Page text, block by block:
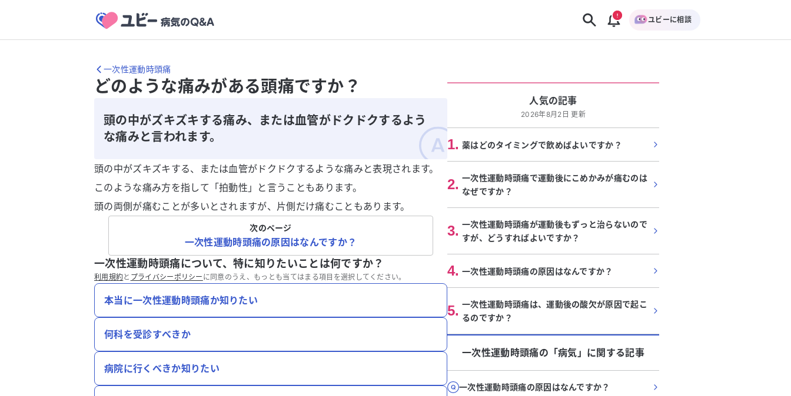
ユビーに相談
一次性運動時頭痛
どのような痛みがある頭痛ですか？
頭の中がズキズキする痛み、または血管がドクドクするよう
な痛みと言われます。
頭の中がズキズキする、または血管がドクドクするような痛みと表現されます。
このような痛み方を指して「拍動性」と言うこともあります。
頭の両側が痛むことが多いとされますが、片側だけ痛むこともあります。
次のページ
一次性運動時頭痛の原因はなんですか？
一次性運動時頭痛について、特に知りたいことは何ですか？
利用規約と プライバシーポリシー に同意のうえ、もっとも当てはまる項目を選択してください。
本当に一次性運動時頭痛か知りたい
何科を受診すべきか
病院に行くべきか知りたい
人気の記事
2026年8月2日 更新
1. 薬はどのタイミングで飲めばよいですか？
2. 一次性運動時頭痛で運動後にこめかみが痛むのは
なぜですか？
3. 一次性運動時頭痛が運動後もずっと治らないので
すが、どうすればよいですか？
4. 一次性運動時頭痛の原因はなんですか？
5. 一次性運動時頭痛は、運動後の酸欠が原因で起こ
るのですか？
一次性運動時頭痛の「病気 」に関する記事
一次性運動時頭痛の原因はなんですか？